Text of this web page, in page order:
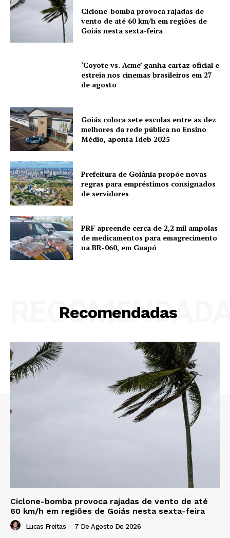
Ciclone-bomba provoca rajadas de
vento de até 60 km/h em regiões de
Goiás nesta sexta-feira
‘Coyote vs. Acme’ ganha cartaz oficial e
estreia nos cinemas brasileiros em 27
de agosto
Goiás coloca sete escolas entre as dez
melhores da rede pública no Ensino
Médio, aponta Ideb 2025
Prefeitura de Goiânia propõe novas
regras para empréstimos consignados
de servidores
PRF apreende cerca de 2,2 mil ampolas
de medicamentos para emagrecimento
na BR-060, em Guapó
Recomendadas
Ciclone-bomba provoca rajadas de vento de até
60 km/h em regiões de Goiás nesta sexta-feira
Lucas Freitas - 7 De Agosto De 2026